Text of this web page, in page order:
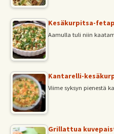
Kesäkurpitsa-
Aamulla tuli niin
Kantarelli-
Viime syksyn pienestä
Grillattua